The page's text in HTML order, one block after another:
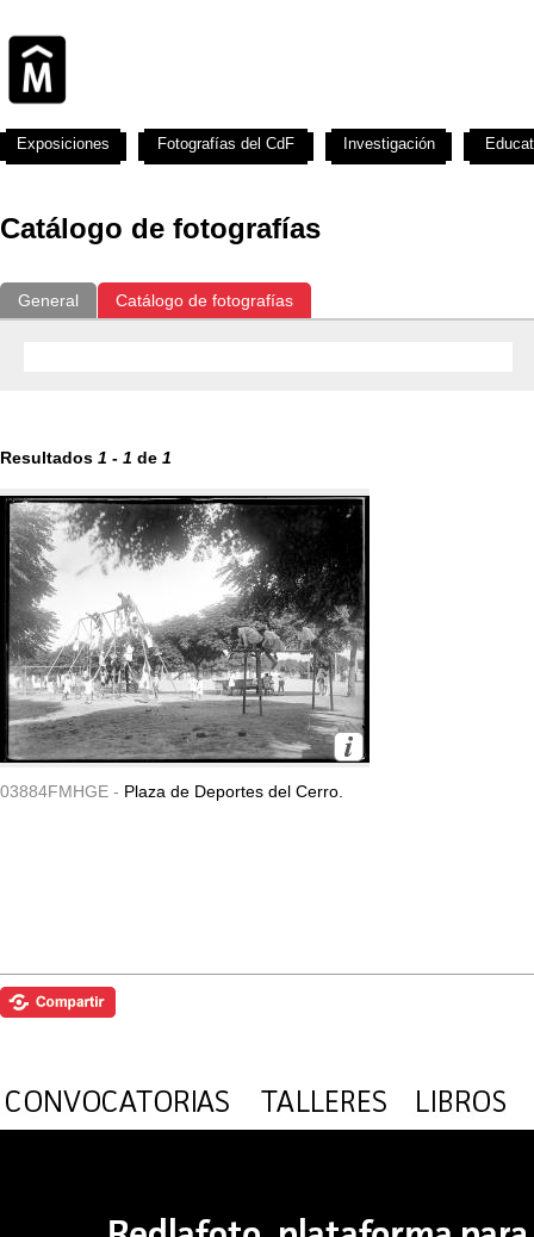
Catálogo de fotografías
General Catálogo de fotografías
Resultados 1 - 1 de 1
03884FMHGE - Plaza de Deportes del Cerro.
Exposiciones Fotografías del CdF Investigación